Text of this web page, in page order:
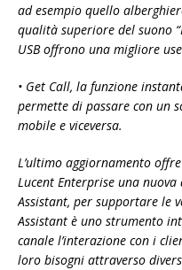
ad esempio quello
qualità superiore del suono
USB offrono una migliore
• Get Call, la funzione
permette di passare con un
mobile e viceversa.
L’ultimo aggiornamento
Lucent Enterprise una nuova
Assistant, per supportare le
Assistant è uno strumento
canale l’interazione con i
loro bisogni attraverso